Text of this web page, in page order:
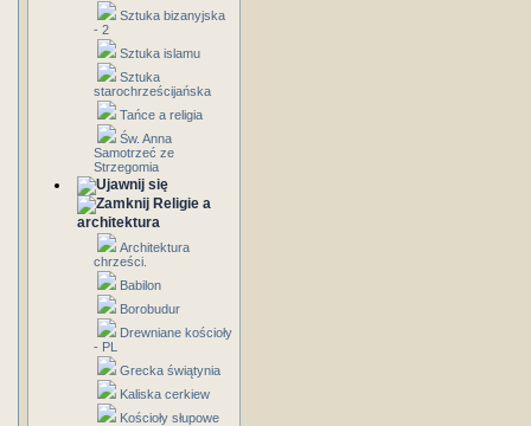
Sztuka bizanyjska
- 2
Sztuka islamu
Sztuka
starochrześcijańska
Tańce a religia
Św. Anna
Samotrzeć ze
Strzegomia
Religie a
architektura
Architektura
chrześci.
Babilon
Borobudur
Drewniane kościoły
- PL
Grecka świątynia
Kaliska cerkiew
Kościoły słupowe